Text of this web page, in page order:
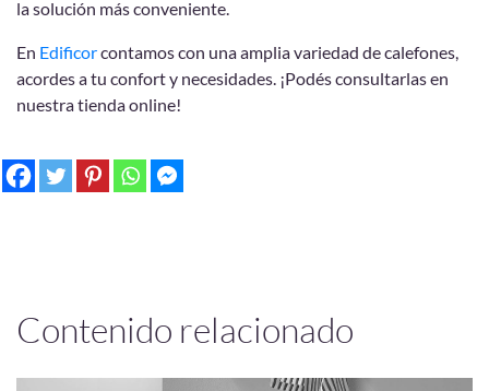
la solución más conveniente.
En Edificorcontamos con una amplia variedad de calefones,
acordes a tu confort y necesidades. ¡Podés consultarlas en
nuestra tienda online!
Contenido relacionado